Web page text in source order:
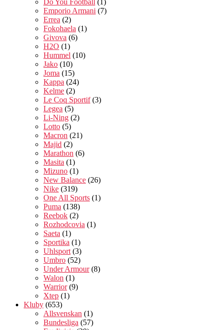
Do You Football (1)
Emporio Armani (7)
Errea (2)
Fokohaela (1)
Givova (6)
H2O (1)
Hummel (10)
Jako (10)
Joma (15)
Kappa (24)
Kelme (2)
Le Coq Sportif(3)
Legea (5)
Li-Ning (2)
Lotto (5)
Macron (21)
Majid (2)
Marathon (6)
Masita (1)
Mizuno (1)
New Balance (26)
Nike (319)
One All Sports (1)
Puma (138)
Reebok (2)
Rozhodcovia (1)
Saeta (1)
Sportika (1)
Uhlsport (3)
Umbro (52)
Under Armour(8)
Walon (1)
Warrior(9)
Xtep (1)
Kluby (653)
Allsvenskan (1)
Bundesliga (57)